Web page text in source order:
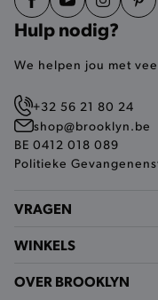
Hulp nodig?
We helpen jou met
+32 56 21 80 24
shop@brooklyn.be
BE 0412 018 089
Politieke
VRAGEN
WINKELS
OVER BROOKLYN